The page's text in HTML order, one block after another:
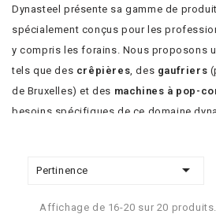
Dynasteel présente sa gamme de
spécialement conçus pour les
y compris les forains. Nous proposons
tels que des crêpières, des gaufriers
de Bruxelles) et des machines à pop-
besoins spécifiques de ce domaine
intensive. Ils sont fabriqués à partir de
Pertinence 
Affichage de 16-20 sur 20 produits.